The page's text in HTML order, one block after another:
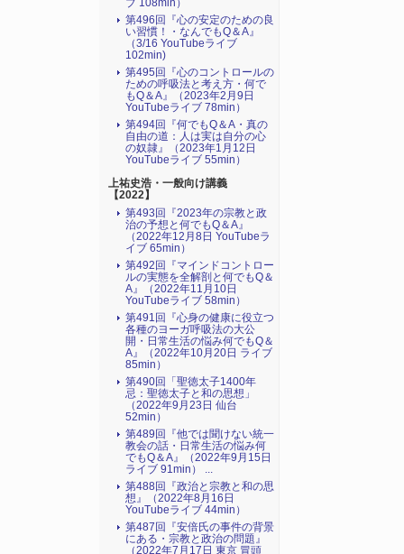
ブ 108min）
第496回『心の安定のための良
い習慣！・なんでもQ＆A』
（3/16 YouTubeライブ
102min)
第495回『心のコントロールの
ための呼吸法と考え方・何で
もQ＆A』（2023年2月9日
YouTubeライブ 78min）
第494回『何でもQ＆A・真の
自由の道：人は実は自分の心
の奴隷』（2023年1月12日
YouTubeライブ 55min）
上祐史浩・一般向け講義
【2022】
第493回『2023年の宗教と政
治の予想と何でもQ＆A』
（2022年12月8日 YouTubeラ
イブ 65min）
第492回『マインドコントロー
ルの実態を全解剖と何でもQ＆
A』（2022年11月10日
YouTubeライブ 58min）
第491回『心身の健康に役立つ
各種のヨーガ呼吸法の大公
開・日常生活の悩み何でもQ＆
A』（2022年10月20日 ライブ
85min）
第490回「聖徳太子1400年
忌：聖徳太子と和の思想」
（2022年9月23日 仙台
52min）
第489回『他では聞けない統一
教会の話・日常生活の悩み何
でもQ＆A』（2022年9月15日
ライブ 91min） ...
第488回『政治と宗教と和の思
想』（2022年8月16日
YouTubeライブ 44min）
第487回『安倍氏の事件の背景
にある・宗教と政治の問題』
（2022年7月17日 東京 冒頭